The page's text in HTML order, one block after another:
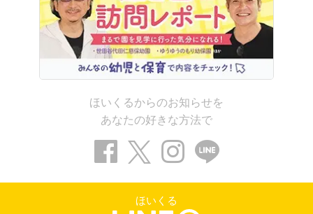
ほいくるからのお知らせを
あなたの好きな方法で
ほいくる